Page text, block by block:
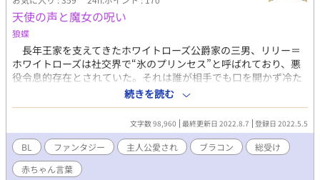
してコミカライズされた作品ですが、先方の電子コミック撤退に
より全ての取扱い電子書店で配信停止、および契約解除となって
います。
天使の声と魔女の呪い
狼蝶
長年王家を支えてきたホワイトローズ公爵家の三男、リリー＝
ホワイトローズは社交界で“氷のプリンセス”と呼ばれており、悪
役令息的存在とされていた。それは誰が相手でも口を開かず冷た
い視線を向けるだけで、側にはいつも二人の兄が護るように寄り
添っていることから付けられた名だった。 ある日、ホワイトロ
ーズ家とライバル関係にあるブロッサム家の令嬢、フラウリーゼ
＝ブロッサムに心寄せる青年、アランがリリーに対し苛立ちなが
ら学園内を歩いていると、偶然リリーが喋る場に遭遇してしま
う。 『も、もぉやら・・・・・・』 『っ！！？』 果たして、リ
リーが隠していた彼の秘密とは――！？
続きを読む
文字数 98,960 最終更新日 2022.8.7 登録日 2022.5.5
BL ファンタジー 主人公愛され ブラコン
総受け
赤ちゃん言葉